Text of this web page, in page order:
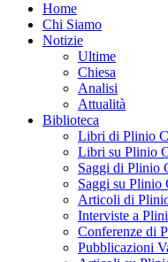
Home
Chi Siamo
Notizie
Ultime
Chiesa
Analisi
Attualità
Biblioteca
Libri di Plinio
Libri su Plinio
Saggi di Plinio
Saggi su Plinio
Articoli di
Interviste a
Conferenze di
Pubblicazioni